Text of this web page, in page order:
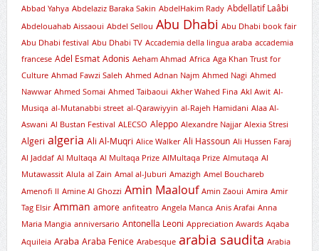
Abbad Yahya Abdelaziz Baraka Sakin AbdelHakim Rady Abdellatif Laâbi
Abdelouahab Aissaoui Abdel Sellou Abu Dhabi Abu Dhabi book fair
Abu Dhabi festival Abu Dhabi TV Accademia della lingua araba accademia
francese Adel Esmat Adonis Aeham Ahmad Africa Aga Khan Trust for
Culture Ahmad Fawzi Saleh Ahmed Adnan Najm Ahmed Nagi Ahmed
Nawwar Ahmed Somai Ahmed Taibaoui Akher Wahed Fina Akl Awit Al-
Musiqa al-Mutanabbi street al-Qarawiyyin al-Rajeh Hamidani Alaa Al-
Aswani Al Bustan Festival ALECSO Aleppo Alexandre Najjar Alexia Stresi
Algeri algeria Ali Al-Muqri Alice Walker Ali Hassoun Ali Hussen Faraj
Al Jaddaf Al Multaqa Al Multaqa Prize AlMultaqa Prize Almutaqa Al
Mutawassit Alula al Zain Amal al-Juburi Amazigh Amel Bouchareb
Amenofi II Amine Al Ghozzi Amin Maalouf Amin Zaoui Amira Amir
Tag Elsir Amman amore anfiteatro Angela Manca Anis Arafai Anna
Maria Mangia anniversario Antonella Leoni Appreciation Awards Aqaba
Aquileia Araba Araba Fenice Arabesque arabia saudita Arabia